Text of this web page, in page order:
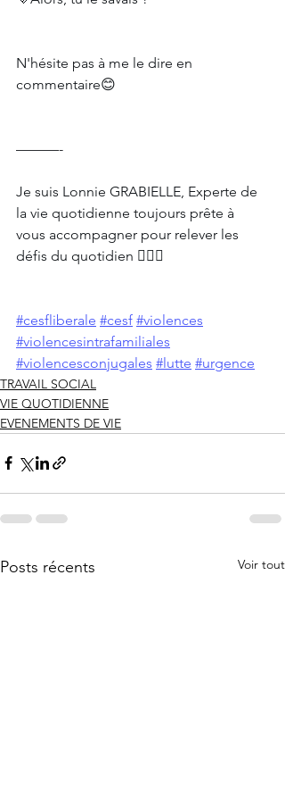
N'hésite pas à me le dire en
commentaire😊
———-
Je suis Lonnie GRABIELLE, Experte de
la vie quotidienne toujours prête à
vous accompagner pour relever les
défis du quotidien 🙋🏾‍♀
#cesfliberale #cesf #violences
#violencesintrafamiliales
#violencesconjugales #lutte #urgence
TRAVAIL SOCIAL
VIE QUOTIDIENNE
EVENEMENTS DE VIE
Posts récents Voir tout